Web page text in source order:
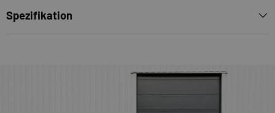
Spezifikation